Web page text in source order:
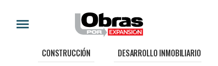
CONSTRUCCIÓN DESARROLLO INMOBILIARIO